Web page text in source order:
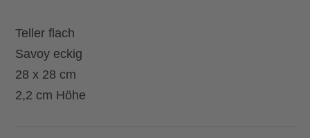
Teller flach
Savoy eckig
28 x 28 cm
2,2 cm Höhe